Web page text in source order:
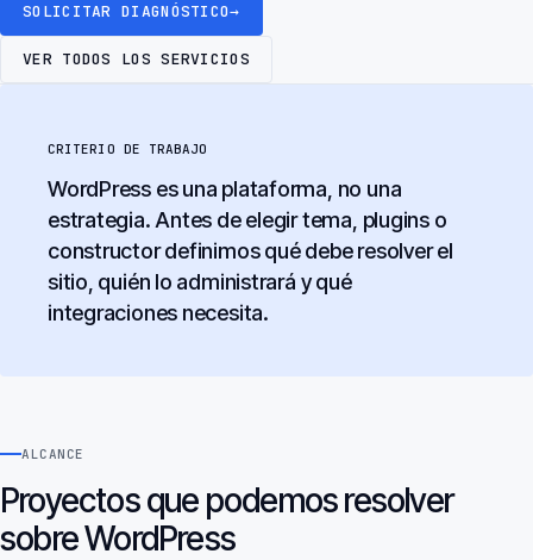
SOLICITAR DIAGNÓSTICO→
VER TODOS LOS SERVICIOS
CRITERIO DE TRABAJO
WordPress es una plataforma, no una
estrategia. Antes de elegir tema, plugins o
constructor definimos qué debe resolver el
sitio, quién lo administrará y qué
integraciones necesita.
ALCANCE
Proyectos que podemos resolver
sobre WordPress